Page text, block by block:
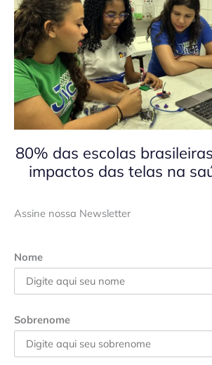
80% das escolas
impactos das telas na
Assine nossa Newsletter
Nome
Sobrenome